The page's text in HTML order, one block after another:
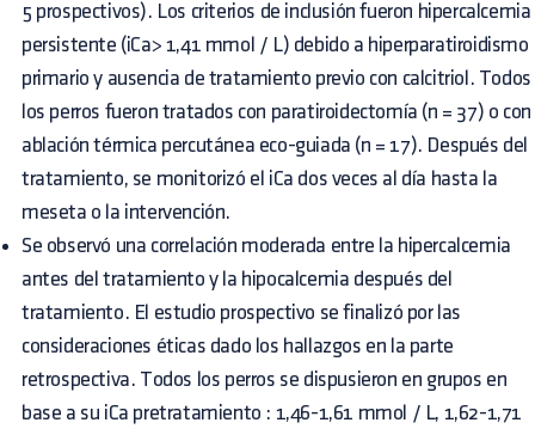
5 prospectivos). Los criterios de inclusión fueron hipercalcemia
persistente (iCa> 1,41 mmol / L) debido a hiperparatiroidismo
primario y ausencia de tratamiento previo con calcitriol. Todos
los perros fueron tratados con paratiroidectomía (n = 37) o con
ablación térmica percutánea eco-guiada (n = 17). Después del
tratamiento, se monitorizó el iCa dos veces al día hasta la
meseta o la intervención.
Se observó una correlación moderada entre la hipercalcemia
antes del tratamiento y la hipocalcemia después del
tratamiento. El estudio prospectivo se finalizó por las
consideraciones éticas dado los hallazgos en la parte
retrospectiva. Todos los perros se dispusieron en grupos en
base a su iCa pretratamiento : 1,46-1,61 mmol / L, 1,62-1,71